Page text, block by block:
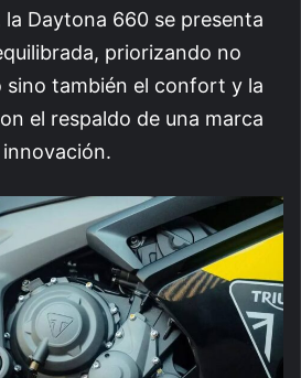
la Daytona 660 se presenta
priorizando no
sino también el confort y la
el respaldo de una marca